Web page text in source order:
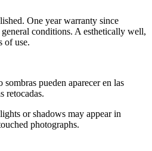
One year warranty since
conditions. A esthetically well,
of use.
sombras pueden aparecer en las
retocadas.
or shadows may appear in
photographs.